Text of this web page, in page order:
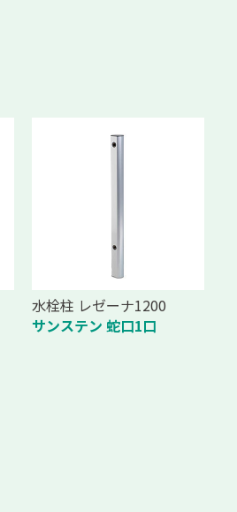
水栓柱 レゼーナ1200
サンステン 蛇口1口